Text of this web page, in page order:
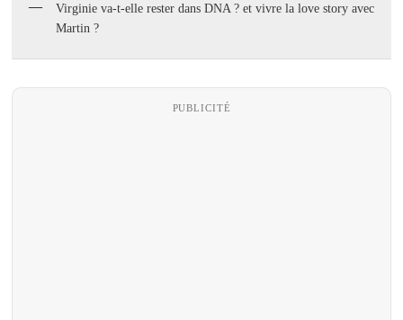
Virginie va-t-elle rester dans DNA ? et vivre la love story avec
Martin ?
PUBLICITÉ